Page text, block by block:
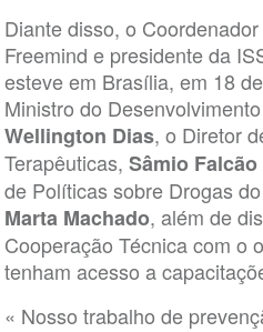
Diante disso, o
Freemind e presidente da
esteve em Brasília, em 18
Ministro do
Wellington Dias, o Diretor
Terapêuticas, Sâmio Falcão
de Políticas sobre Drogas
Marta Machado, além de
Cooperação Técnica com o
tenham acesso a
« Nosso trabalho de